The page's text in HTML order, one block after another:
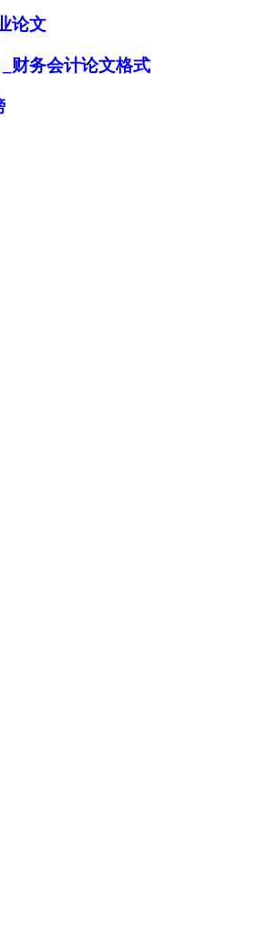
论文
财务会计论文格式